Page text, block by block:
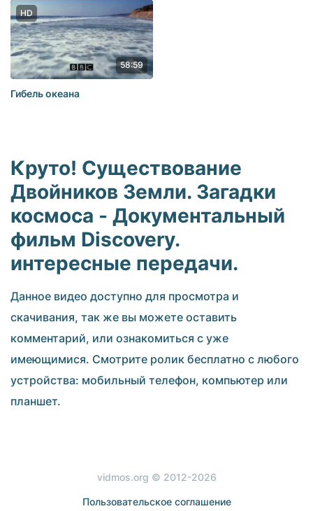
HD
58:59
Гибель океана
Круто! Существование
Двойников Земли. Загадки
космоса - Документальный
фильм Discovery.
интересные передачи.
Данное видео доступно для просмотра и
скачивания, так же вы можете оставить
комментарий, или ознакомиться с уже
имеющимися. Смотрите ролик бесплатно с любого
устройства: мобильный телефон, компьютер или
планшет.
vidmos.org © 2012-2026
Пользовательское соглашение